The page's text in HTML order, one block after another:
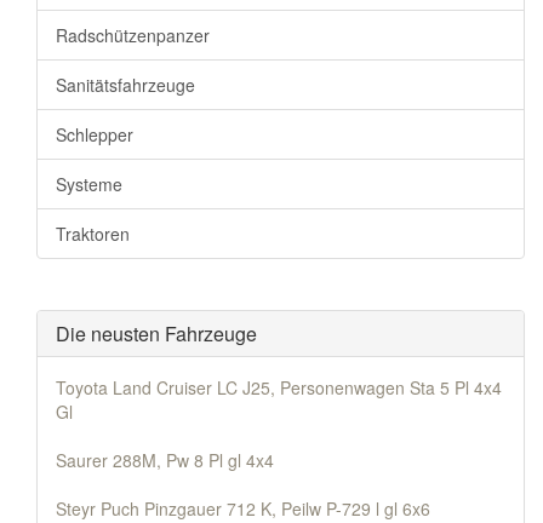
Radschützenpanzer
Sanitätsfahrzeuge
Schlepper
Systeme
Traktoren
Die neusten Fahrzeuge
Toyota Land Cruiser LC J25, Personenwagen Sta 5 Pl 4x4
Gl
Saurer 288M, Pw 8 Pl gl 4x4
Steyr Puch Pinzgauer 712 K, Peilw P-729 l gl 6x6